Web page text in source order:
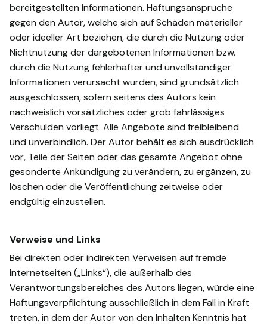
bereitgestellten Informationen. Haftungsansprüche
gegen den Autor, welche sich auf Schäden materieller
oder ideeller Art beziehen, die durch die Nutzung oder
Nichtnutzung der dargebotenen Informationen bzw.
durch die Nutzung fehlerhafter und unvollständiger
Informationen verursacht wurden, sind grundsätzlich
ausgeschlossen, sofern seitens des Autors kein
nachweislich vorsätzliches oder grob fahrlässiges
Verschulden vorliegt. Alle Angebote sind freibleibend
und unverbindlich. Der Autor behält es sich ausdrücklich
vor, Teile der Seiten oder das gesamte Angebot ohne
gesonderte Ankündigung zu verändern, zu ergänzen, zu
löschen oder die Veröffentlichung zeitweise oder
endgültig einzustellen.
Verweise und Links
Bei direkten oder indirekten Verweisen auf fremde
Internetseiten („Links“), die außerhalb des
Verantwortungsbereiches des Autors liegen, würde eine
Haftungsverpflichtung ausschließlich in dem Fall in Kraft
treten, in dem der Autor von den Inhalten Kenntnis hat